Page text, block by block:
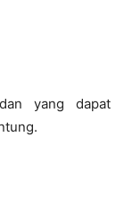
yang dapat